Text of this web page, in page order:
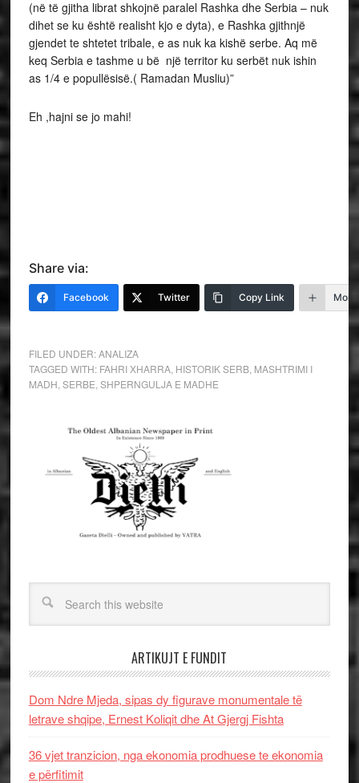
(në të gjitha librat shkojnë paralel Rashka dhe Serbia – nuk
dihet se ku është realisht kjo e dyta), e Rashka gjithnjë
gjendet te shtetet tribale, e as nuk ka kishë serbe. Aq më
keq Serbia e tashme u bë një territor ku serbët nuk ishin
as 1/4 e popullësisë.( Ramadan Musliu)”
Eh ,hajni se jo mahi!
Share via:
Facebook Twitter Copy Link More
FILED UNDER:ANALIZA
TAGGED WITH: FAHRI XHARRA, HISTORIK SERB, MASHTRIMI I
MADH SERBE SHPERNGULJA E MADHE
ARTIKUJT E FUNDIT
Dom Ndre Mjeda, sipas dy figurave monumentale të
letrave shqipe, Ernest Koliqit dhe At Gjergj Fishta
36 vjet tranzicion, nga ekonomia prodhuese te ekonomia
e përfitimit